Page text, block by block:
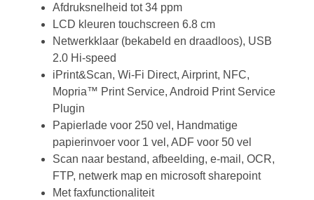
Afdruksnelheid tot 34 ppm
LCD kleuren touchscreen 6.8 cm
Netwerkklaar (bekabeld en draadloos), USB
2.0 Hi-speed
iPrint&Scan, Wi-Fi Direct, Airprint, NFC,
Mopria™ Print Service, Android Print Service
Plugin
Papierlade voor 250 vel, Handmatige
papierinvoer voor 1 vel, ADF voor 50 vel
Scan naar bestand, afbeelding, e-mail, OCR,
FTP, netwerk map en microsoft sharepoint
Met faxfunctionaliteit